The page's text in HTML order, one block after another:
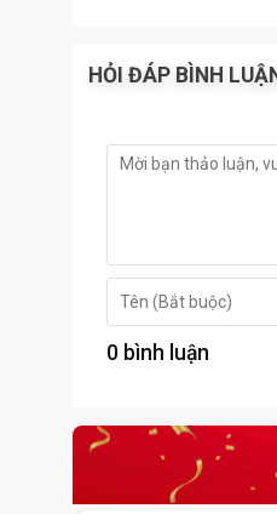
Cấu tạo sản phẩm:
dày tới 1.7 ly đan
tạo nặng
Két được thiết kế
hộc có 1 khay chia
HỎI ĐÁP BÌNH
0 bình luận